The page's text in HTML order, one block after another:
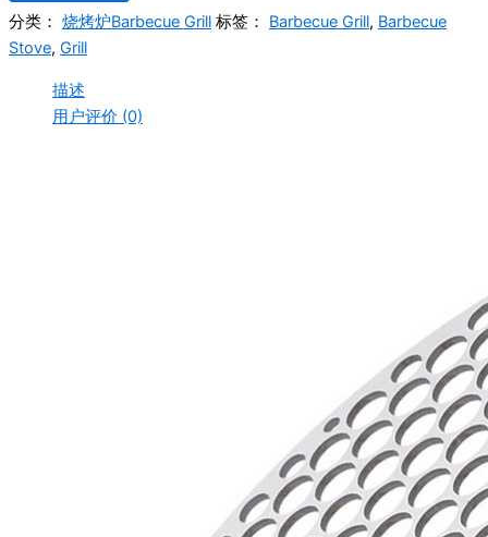
¥158.41。
格
分类： 烧烤炉Barbecue Grill 标签： Barbecue Grill, Barbecue
Stove, Grill
描述
用户评价 (0)